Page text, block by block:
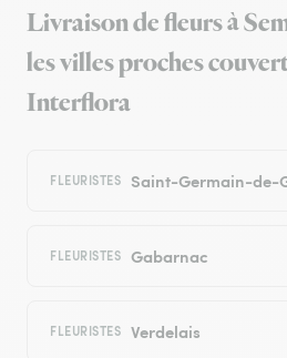
Livraison de fleurs à
les villes proches
Interflora
FLEURISTES Saint-Germain-de-
FLEURISTES Gabarnac
FLEURISTES Verdelais